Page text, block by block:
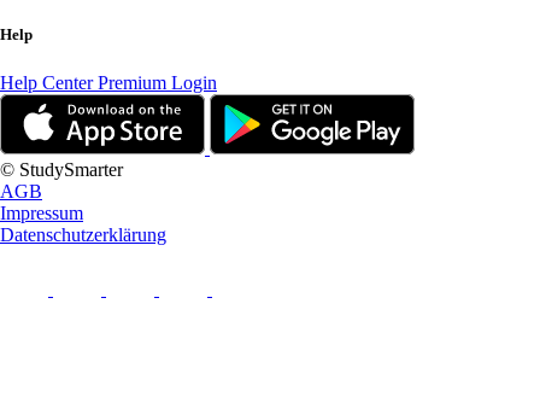
Help
Help CenterPremium Login
© StudySmarter
AGB
Impressum
Datenschutzerklärung